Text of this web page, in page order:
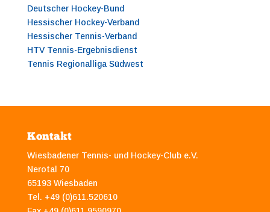
Deutscher Hockey-Bund
Hessischer Hockey-Verband
Hessischer Tennis-Verband
HTV Tennis-Ergebnisdienst
Tennis Regionalliga Südwest
Kontakt
Wiesbadener Tennis- und Hockey-Club e.V.
Nerotal 70
65193 Wiesbaden
Tel. +49 (0)611.520610